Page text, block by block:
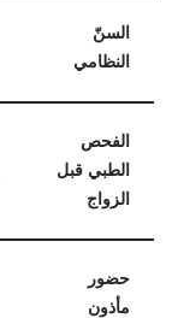
السنّ
النظامي
الفحص
الطبي قبل
الزواج
حضور
مأذون